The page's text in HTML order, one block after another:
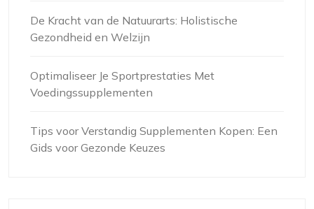
De Kracht van de Natuurarts: Holistische
Gezondheid en Welzijn
Optimaliseer Je Sportprestaties Met
Voedingssupplementen
Tips voor Verstandig Supplementen Kopen: Een
Gids voor Gezonde Keuzes